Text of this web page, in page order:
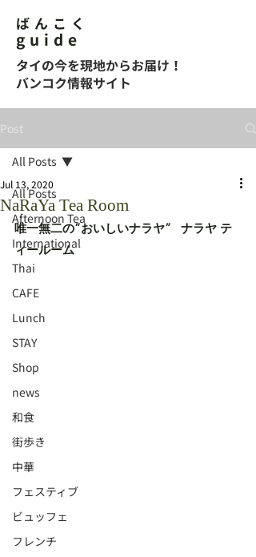
ばんこく
guide
タイの今を現地からお届け！
バンコク情報サイト
Post
All Posts
Afternoon Tea
International
Thai
CAFE
Lunch
STAY
Shop
news
和食
街歩き
中華
フェスティブ
ビュッフェ
フレンチ
All Posts
NaRaYa Tea Room
Jul 13, 2020
唯一無二の”おいしいナラヤ”   ナラヤ テ
ィールーム